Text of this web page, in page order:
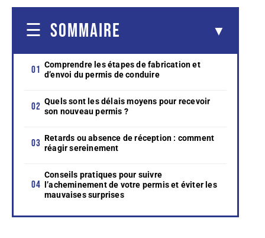
SOMMAIRE
Comprendre les étapes de fabrication et
d’envoi du permis de conduire
Quels sont les délais moyens pour recevoir
son nouveau permis ?
Retards ou absence de réception : comment
réagir sereinement
Conseils pratiques pour suivre
l’acheminement de votre permis et éviter les
mauvaises surprises